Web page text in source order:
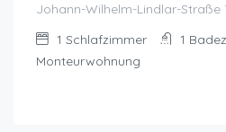
Johann-Wilhelm-Lindlar-Straße
1 Schlafzimmer 1
Monteurwohnung